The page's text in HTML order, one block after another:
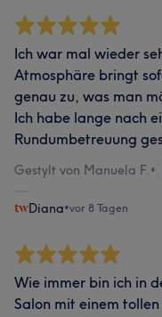
Ich war mal wieder
Atmosphäre bringt
genau zu, was man
Ich habe lange nach
Rundumbetreuung
Gestylt von Manuela F.•
Diana•vor 8 Tagen
Wie immer bin ich in
Salon mit einem